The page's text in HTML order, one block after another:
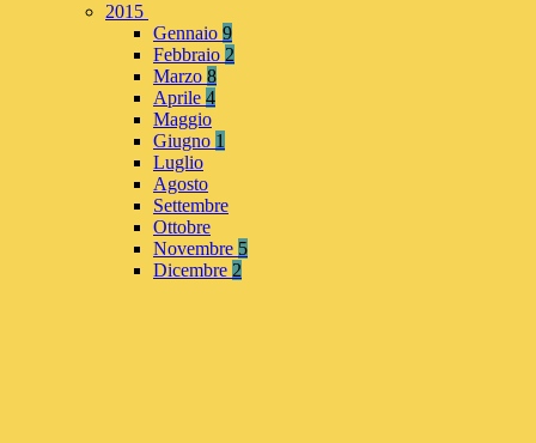
2015
Gennaio 9
Febbraio 2
Marzo 8
Aprile 4
Maggio
Giugno 1
Luglio
Agosto
Settembre
Ottobre
Novembre 5
Dicembre 2